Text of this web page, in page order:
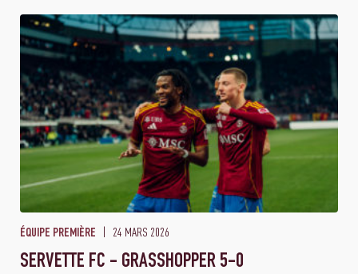
ÉQUIPE PREMIÈRE 24 MARS 2026
SERVETTE FC - GRASSHOPPER 5-0